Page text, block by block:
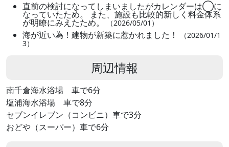
直前の検討になってしまいましたがカレンダーは◯に
なっていたため。 また、施設も比較的新しく料金体系
が明瞭にみえたため。 （2026/05/01）
海が近い為！建物が新築に惹かれました！
（2026/01/1
3）
周辺情報
南千倉海水浴場 車で6分
塩浦海水浴場 車で8分
セブンイレブン（コンビニ）車で3分
おどや（スーパー）車で6分